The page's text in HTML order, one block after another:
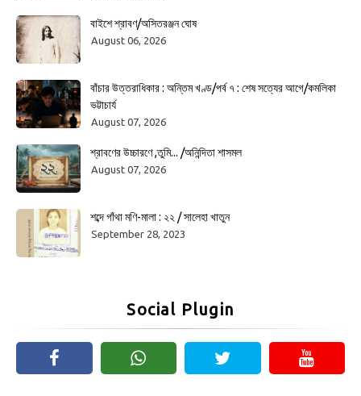
বাইশে শ্রাবণ/অসিতরঞ্জন ঘোষ
August 06, 2026
বাঁচার উত্তরাধিকার : অন্তিম খণ্ড/পর্ব ৭ : শেষ সত্যের আগে/কমলিকা
ভট্টাচার্য
August 07, 2026
শ্রাবণের উচ্চারণে ,তুমি... /অনিন্দিতা শাসমল
August 07, 2026
শব্দে গাঁথা মণি-মালা : ২২ / সালেহা খাতুন
September 28, 2023
Social Plugin